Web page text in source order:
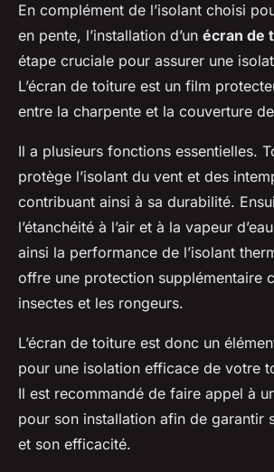
En complément de l’isolant choisi
en pente, l’installation d’un écran de
étape cruciale pour assurer une
L’écran de toiture est un film
entre la charpente et la couverture
Il a plusieurs fonctions essentielles.
protège l’isolant du vent et des
contribuant ainsi à sa durabilité.
l’étanchéité à l’air et à la vapeur
ainsi la performance de l’isolant
offre une protection supplémentaire
insectes et les rongeurs.
L’écran de toiture est donc un
pour une isolation efficace de votre
Il est recommandé de faire appel à
pour son installation afin de garantir
et son efficacité.